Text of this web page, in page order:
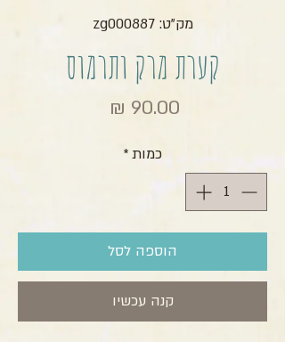
מק"ט: zg000887
קערת מרק ותרמוס
כמות*
הוספה לסל
קנה עכשיו